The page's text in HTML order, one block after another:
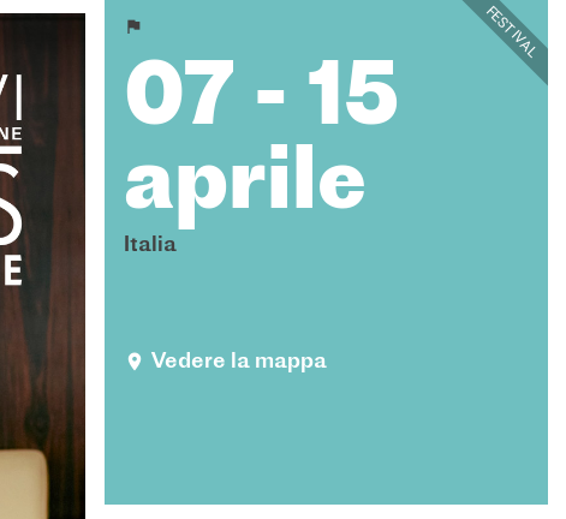
07 - 15
aprile
Italia
Vedere la mappa
FESTIVAL